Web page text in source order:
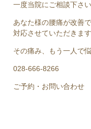
一度当院にご相談下さい
あなた様の腰痛が改善
対応させていただきます
その痛み、もう一人で
028-666-8266
ご予約・お問い合わせ